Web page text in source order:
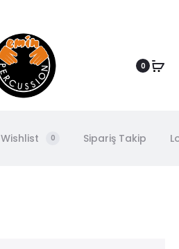
0
Wishlist 0 Sipariş Takip